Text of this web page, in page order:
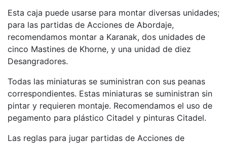
Esta caja puede usarse para montar diversas unidades;
para las partidas de Acciones de Abordaje,
recomendamos montar a Karanak, dos unidades de
cinco Mastines de Khorne, y una unidad de diez
Desangradores.
Todas las miniaturas se suministran con sus peanas
correspondientes. Estas miniaturas se suministran sin
pintar y requieren montaje. Recomendamos el uso de
pegamento para plástico Citadel y pinturas Citadel.
Las reglas para jugar partidas de Acciones de